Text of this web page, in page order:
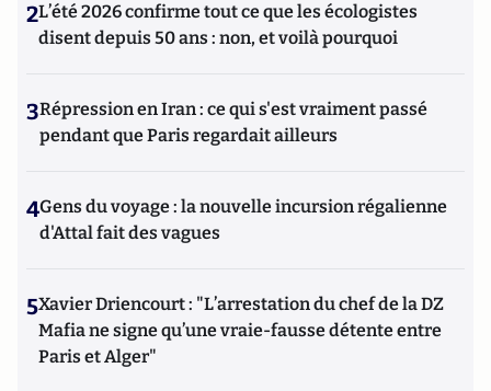
2L’été 2026 confirme tout ce que les écologistes
disent depuis 50 ans : non, et voilà pourquoi
3Répression en Iran : ce qui s'est vraiment passé
pendant que Paris regardait ailleurs
4Gens du voyage : la nouvelle incursion régalienne
d'Attal fait des vagues
5Xavier Driencourt : "L’arrestation du chef de la DZ
Mafia ne signe qu’une vraie-fausse détente entre
Paris et Alger"